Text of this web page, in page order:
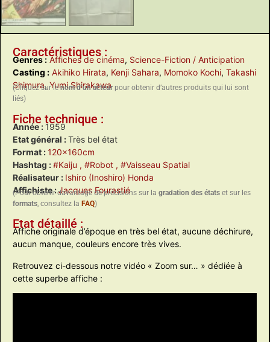
Caractéristiques :
Genres : Affiches de cinéma, Science-Fiction / Anticipation
Casting : Akihiko Hirata, Kenji Sahara, Momoko Kochi, Takashi
Shimura,Yumi Shirakawa
(Cliquez sur lenom d’un acteurpour obtenir d’autres produits qui lui sont
liés)
Fiche technique :
Année : 1959
Etat général :Très bel état
Format :120x160cm
Hashtag :#Kaiju , #Robot , #Vaisseau Spatial
Réalisateur : Ishiro (Inoshiro) Honda
Affichiste :Jacques Fourastié
(Pour obtenir davantage de précisions sur la gradation des états et sur les
formats , consultez la FAQ)
Etat détaillé :
Affiche originale d’époque en très bel état, aucune déchirure,
aucun manque, couleurs encore très vives.
Retrouvez ci-dessous notre vidéo « Zoom sur… » dédiée à
cette superbe affiche :